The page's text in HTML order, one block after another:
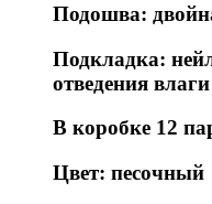
Подошва:
Подкладка:
отведения влаги
В коробке 12
Цвет: песочный